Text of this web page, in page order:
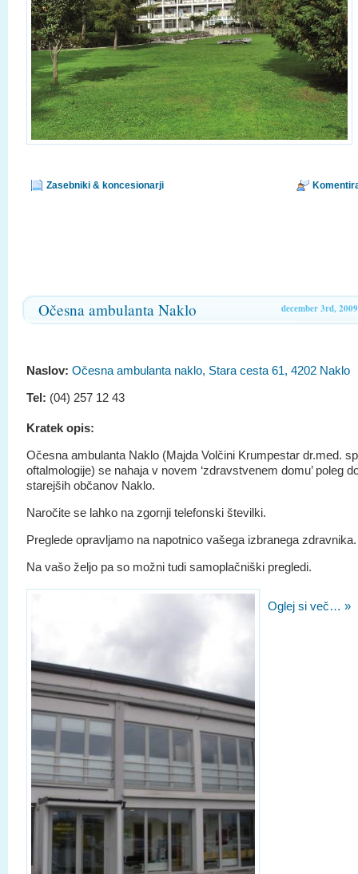
Zasebniki & koncesionarji
december 3rd, 2009
Očesna ambulanta Naklo
Naslov: Očesna ambulanta naklo, Stara cesta 61, 4202 Naklo
Tel: (04) 257 12 43
Kratek opis:
Očesna ambulanta Naklo (Majda Volčini Krumpestar dr.med.
oftalmologije) se nahaja v novem ‘zdravstvenem domu’ poleg
starejših občanov Naklo.
Naročite se lahko na zgornji telefonski številki.
Preglede opravljamo na napotnico vašega izbranega zdravnika.
Na vašo željo pa so možni tudi samoplačniški pregledi.
Oglej si več… »